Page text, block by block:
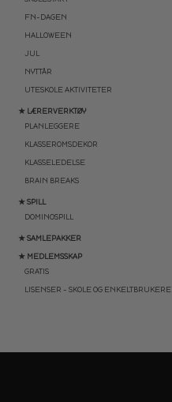
FN-DAGEN
HALLOWEEN
JUL
NYTTÅR
UTESKOLE AKTIVITETER
★ LÆRERVERKTØY
PLANLEGGERE
KLASSEROMSDEKOR
KLASSELEDELSE
BRAIN BREAKS
★ SPILL
DOMINOSPILL
★ SAMLEPAKKER
★ MEDLEMSSKAP
GRATIS
LISENSER – SKOLE OG ENKELTBRUKERE